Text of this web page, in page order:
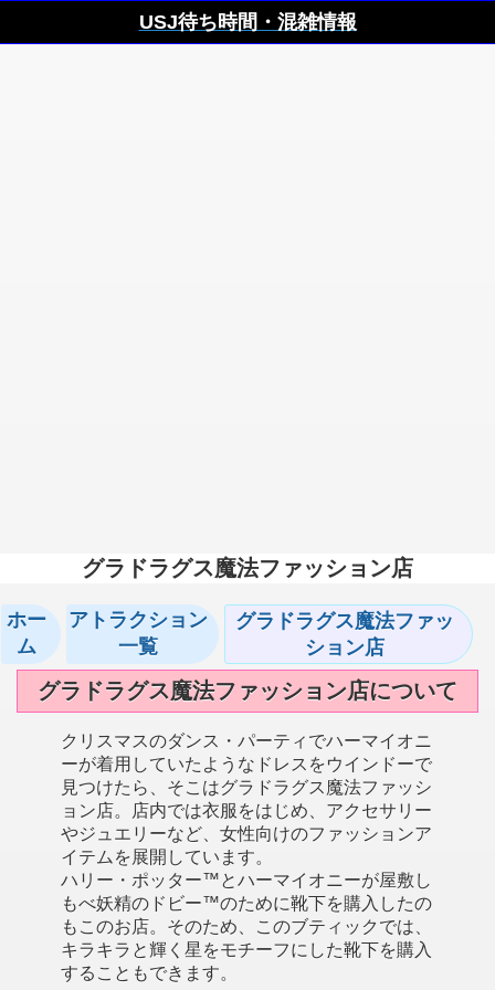
USJ待ち時間・混雑情報
グラドラグス魔法ファッション店
ホー
ム
アトラクション
一覧
グラドラグス魔法ファッ
ション店
グラドラグス魔法ファッション店について
クリスマスのダンス・パーティでハーマイオニ
ーが着用していたようなドレスをウインドーで
見つけたら、そこはグラドラグス魔法ファッシ
ョン店。店内では衣服をはじめ、アクセサリー
やジュエリーなど、女性向けのファッションア
イテムを展開しています。
ハリー・ポッター™とハーマイオニーが屋敷し
もべ妖精のドビー™のために靴下を購入したの
もこのお店。そのため、このブティックでは、
キラキラと輝く星をモチーフにした靴下を購入
することもできます。